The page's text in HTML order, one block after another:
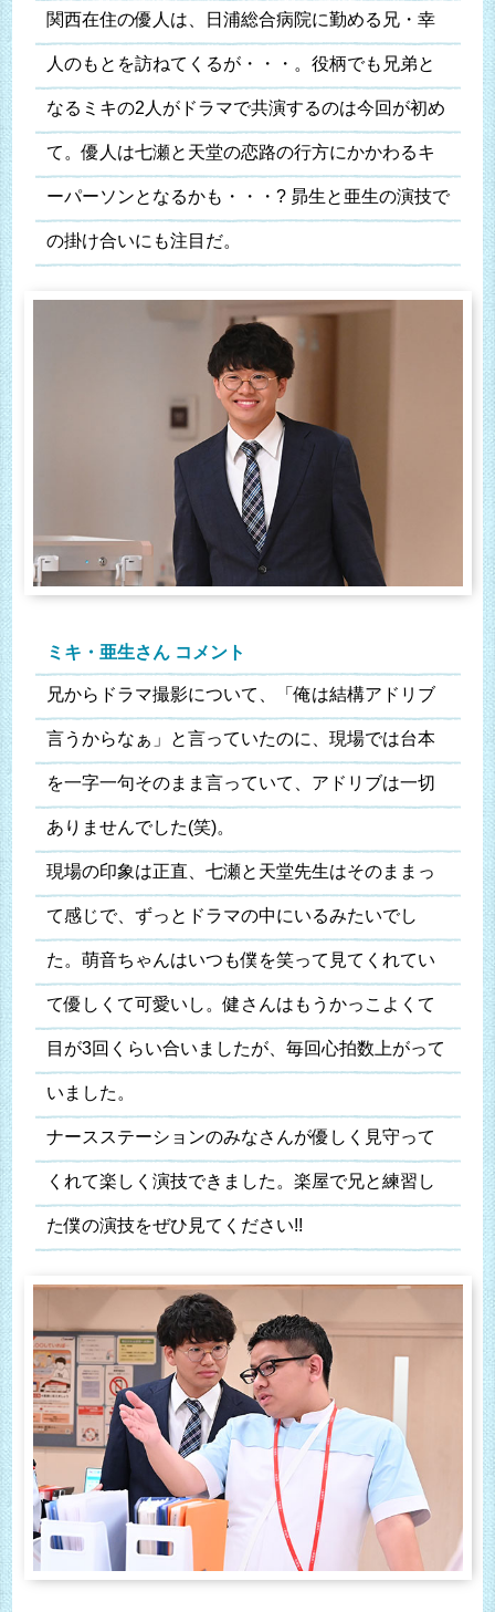
関西在住の優人は、日浦総合病院に勤める兄・幸
人のもとを訪ねてくるが・・・。役柄でも兄弟と
なるミキの2人がドラマで共演するのは今回が初め
て。優人は七瀬と天堂の恋路の行方にかかわるキ
ーパーソンとなるかも・・・? 昴生と亜生の演技で
の掛け合いにも注目だ。
ミキ・亜生さん コメント
兄からドラマ撮影について、「俺は結構アドリブ
言うからなぁ」と言っていたのに、現場では台本
を一字一句そのまま言っていて、アドリブは一切
ありませんでした(笑)。
現場の印象は正直、七瀬と天堂先生はそのままっ
て感じで、ずっとドラマの中にいるみたいでし
た。萌音ちゃんはいつも僕を笑って見てくれてい
て優しくて可愛いし。健さんはもうかっこよくて
目が3回くらい合いましたが、毎回心拍数上がって
いました。
ナースステーションのみなさんが優しく見守って
くれて楽しく演技できました。楽屋で兄と練習し
た僕の演技をぜひ見てください!!